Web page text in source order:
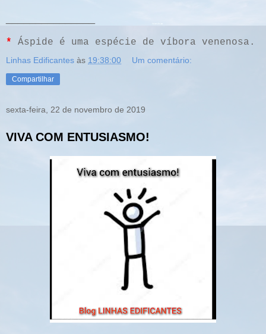
* Áspide é uma espécie de víbora venenosa.
Linhas Edificantes às 19:38:00 Um comentário:
Compartilhar
sexta-feira, 22 de novembro de 2019
VIVA COM ENTUSIASMO!